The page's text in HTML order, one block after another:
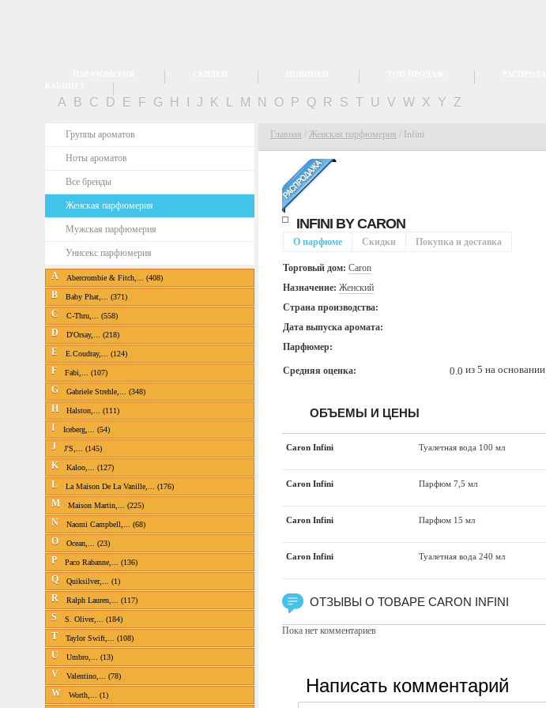
A B C D E F G H J K M N O P Q R S T U V W X Y Z
Группы ароматов
Ноты ароматов
Все бренды
Женская парфюмерия
Мужская парфюмерия
Унисекс парфюмерия
A Abercrombie & Fitch,... (408)
B Baby Phat,... (371)
C C-Thru,... (558)
D D'Orsay,... (218)
E E.Coudray,... (124)
F Fabi,... (107)
G Gabriele Strehle,... (348)
H Halston,... (111)
I Iceberg,... (54)
J J'S,... (145)
K Kaloo,... (127)
L La Maison De La Vanille,... (176)
M Maison Martin,... (225)
N Naomi Campbell,... (68)
O Ocean,... (23)
P Paco Rabanne,... (136)
Q Quiksilver,... (1)
R Ralph Lauren,... (117)
S S. Oliver,... (184)
T Taylor Swift,... (108)
U Umbro,... (13)
V Valentino,... (78)
W Worth,... (1)
Главная / Женская парфюмерия / Infini
INFINI BYCARON
О парфюме
Торговый дом: Caron
Назначение: Женский
Страна производства:
Дата выпуска аромата:
Парфюмер:
Средняя оценка: 0.0 из 5 на основании
Скидки Покупка и доставка
ОБЪЕМЫ И ЦЕНЫ
Caron Infini Туалетная вода 100 мл
Caron Infini Парфюм 7,5 мл
Caron Infini Парфюм 15 мл
Caron Infini Туалетная вода 240 мл
ОТЗЫВЫ О ТОВАРЕ CARON INFINI
Пока нет комментариев
Написать комментарий